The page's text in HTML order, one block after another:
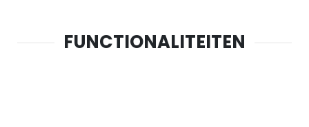
FUNCTIONALITEITEN